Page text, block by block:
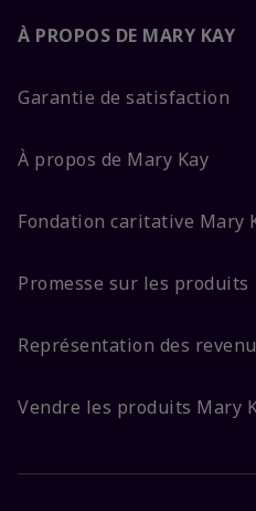
À PROPOS DE MARY KAY
Garantie de satisfaction
À propos de Mary Kay
Fondation caritative Mary
Promesse sur les produits
Représentation des
Vendre les produits Mary